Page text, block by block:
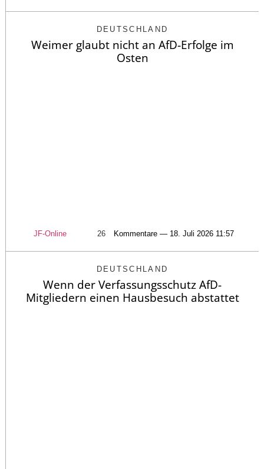
DEUTSCHLAND
Weimer glaubt nicht an AfD-Erfolge im
Osten
JF-Online 26 Kommentare — 18. Juli 2026 11:57
DEUTSCHLAND
Wenn der Verfassungsschutz AfD-
Mitgliedern einen Hausbesuch abstattet